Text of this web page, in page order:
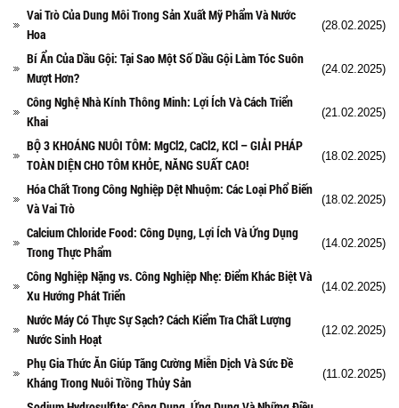
Vai Trò Của Dung Môi Trong Sản Xuất Mỹ Phẩm Và Nước
Hoa
(28.02.2025)
Bí Ẩn Của Dầu Gội: Tại Sao Một Số Dầu Gội Làm Tóc Suôn
Mượt Hơn?
(24.02.2025)
Công Nghệ Nhà Kính Thông Minh: Lợi Ích Và Cách Triển
Khai
(21.02.2025)
BỘ 3 KHOÁNG NUÔI TÔM: MgCl2, CaCl2, KCl – GIẢI PHÁP
TOÀN DIỆN CHO TÔM KHỎE, NĂNG SUẤT CAO!
(18.02.2025)
Hóa Chất Trong Công Nghiệp Dệt Nhuộm: Các Loại Phổ Biến
Và Vai Trò
(18.02.2025)
Calcium Chloride Food: Công Dụng, Lợi Ích Và Ứng Dụng
Trong Thực Phẩm
(14.02.2025)
Công Nghiệp Nặng vs. Công Nghiệp Nhẹ: Điểm Khác Biệt Và
Xu Hướng Phát Triển
(14.02.2025)
Nước Máy Có Thực Sự Sạch? Cách Kiểm Tra Chất Lượng
Nước Sinh Hoạt
(12.02.2025)
Phụ Gia Thức Ăn Giúp Tăng Cường Miễn Dịch Và Sức Đề
Kháng Trong Nuôi Trồng Thủy Sản
(11.02.2025)